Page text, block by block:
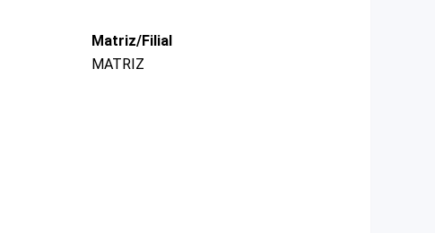
Matriz/Filial
MATRIZ